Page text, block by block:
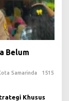
Belum
Samarinda
1515
Khusus